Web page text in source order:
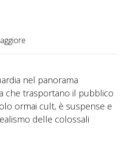
nel panorama
che trasportano il pubblico
ormai cult, è suspense e
delle colossali